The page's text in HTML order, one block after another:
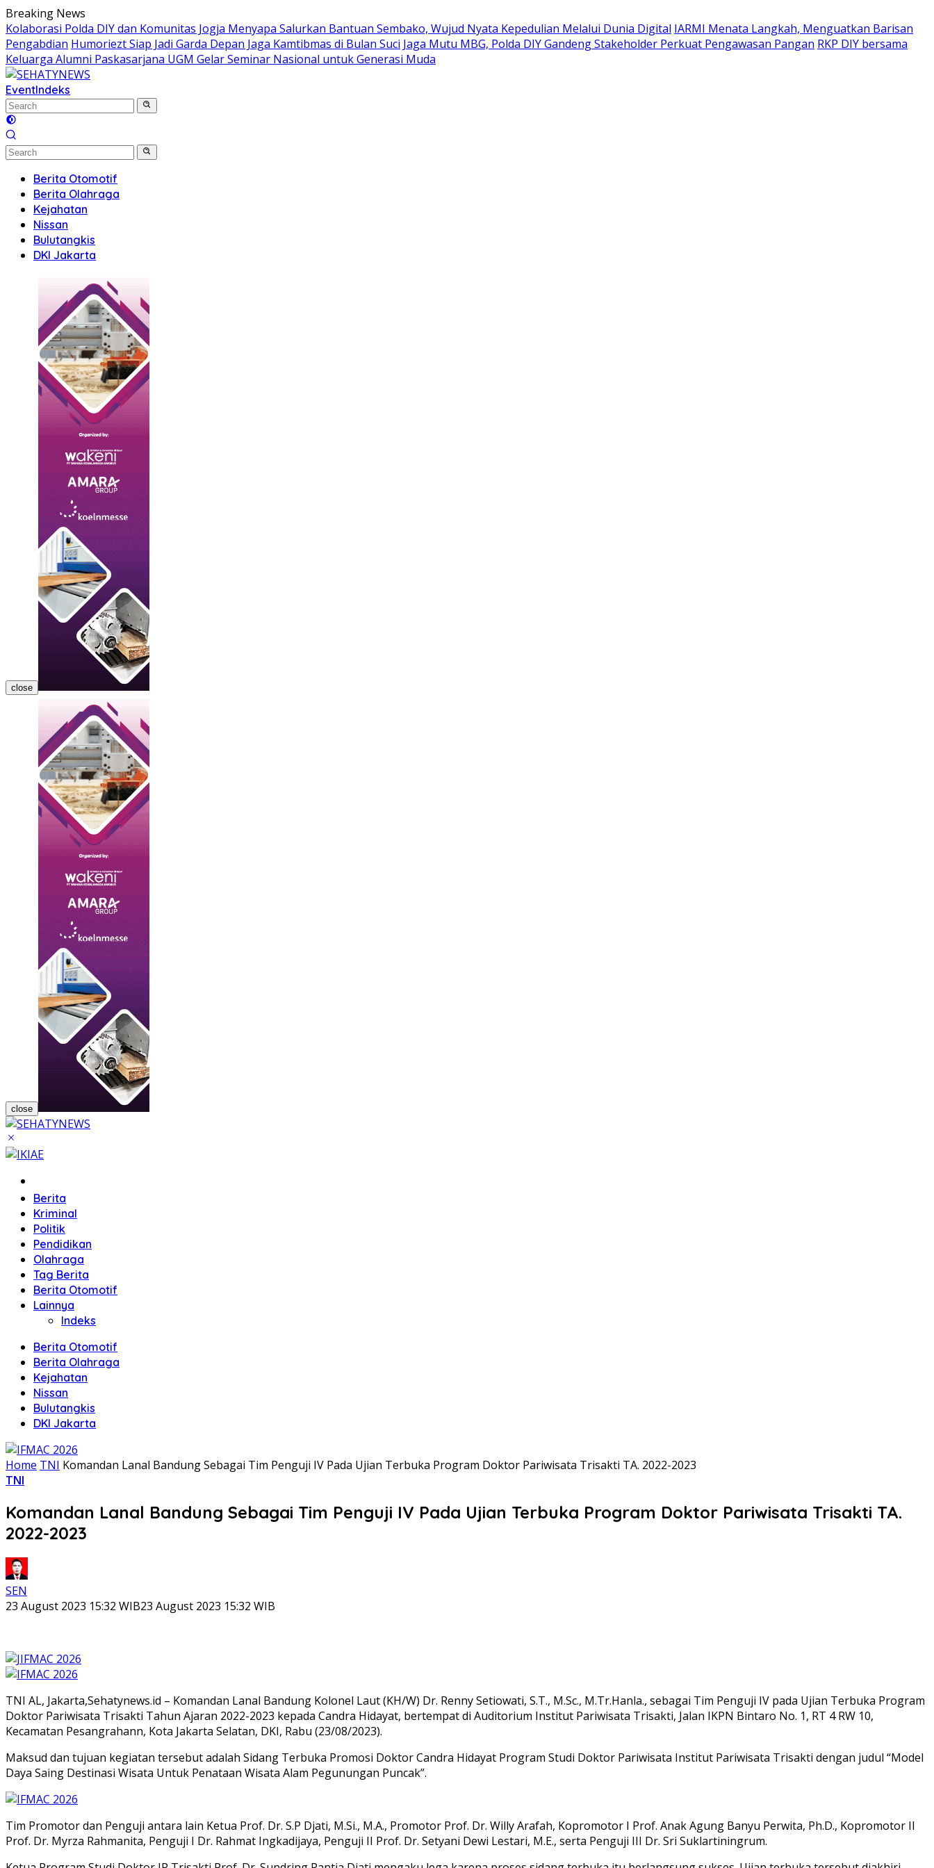
Skip
to
content
Breaking News
Kolaborasi Polda DIY dan Komunitas Jogja Menyapa Salurkan Bantuan Sembako, Wujud Nyata Kepedulian Melalui Dunia Digital IARMI Menata Langkah, Menguatkan Barisan
Pengabdian Humoriezt Siap Jadi Garda Depan Jaga Kamtibmas di Bulan Suci Jaga Mutu MBG, Polda DIY Gandeng Stakeholder Perkuat Pengawasan Pangan RKP DIY bersama
Keluarga Alumni Paskasarjana UGM Gelar Seminar Nasional untuk Generasi Muda
EventIndeks
Berita Otomotif
Berita Olahraga
Kejahatan
Nissan
Bulutangkis
DKI Jakarta
close
close
Berita
Kriminal
Politik
Pendidikan
Olahraga
Tag Berita
Berita Otomotif
Lainnya
Indeks
Berita Otomotif
Berita Olahraga
Kejahatan
Nissan
Bulutangkis
DKI Jakarta
Home TNI Komandan Lanal Bandung Sebagai Tim Penguji IV Pada Ujian Terbuka Program Doktor Pariwisata Trisakti TA. 2022-2023
TNI
Komandan Lanal Bandung Sebagai Tim Penguji IV Pada Ujian Terbuka Program Doktor Pariwisata Trisakti TA.
2022-2023
SEN
23 August 2023 15:32 WIB23 August 2023 15:32 WIB
TNI AL, Jakarta,Sehatynews.id – Komandan Lanal Bandung Kolonel Laut (KH/W) Dr. Renny Setiowati, S.T., M.Sc., M.Tr.Hanla., sebagai Tim Penguji IV pada Ujian Terbuka Program
Doktor Pariwisata Trisakti Tahun Ajaran 2022-2023 kepada Candra Hidayat, bertempat di Auditorium Institut Pariwisata Trisakti, Jalan IKPN Bintaro No. 1, RT 4 RW 10,
Kecamatan Pesangrahann, Kota Jakarta Selatan, DKI, Rabu (23/08/2023).
Maksud dan tujuan kegiatan tersebut adalah Sidang Terbuka Promosi Doktor Candra Hidayat Program Studi Doktor Pariwisata Institut Pariwisata Trisakti dengan judul “Model
Daya Saing Destinasi Wisata Untuk Penataan Wisata Alam Pegunungan Puncak”.
Tim Promotor dan Penguji antara lain Ketua Prof. Dr. S.P Djati, M.Si., M.A., Promotor Prof. Dr. Willy Arafah, Kopromotor I Prof. Anak Agung Banyu Perwita, Ph.D., Kopromotor II
Prof. Dr. Myrza Rahmanita, Penguji I Dr. Rahmat Ingkadijaya, Penguji II Prof. Dr. Setyani Dewi Lestari, M.E., serta Penguji III Dr. Sri Suklartiningrum.